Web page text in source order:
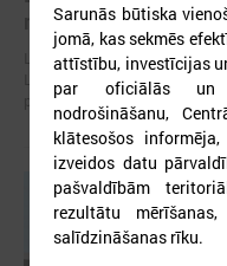
ministrijas sarunas
Latvijas Pašvaldību
Latvijas Pašvaldību
plkst. 14:30 LPS 4. stāva zālē
Sarunās būtiska
jomā, kas sekmēs
attīstību, investīcijas
par
oficiālās un
nodrošināšanu,
klātesošos
izveidos datu
pašvaldībām
rezultātu
salīdzināšanas rīku.